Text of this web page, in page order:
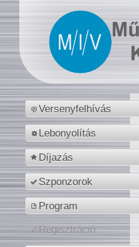
Versenyfelhívás
Lebonyolítás
Díjazás
Szponzorok
Program
Regisztráció